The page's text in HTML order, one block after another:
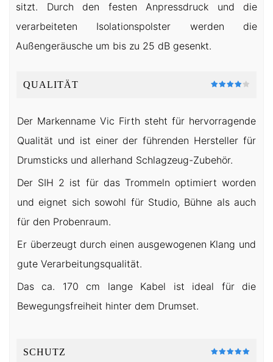
sitzt. Durch den festen Anpressdruck und die
verarbeiteten Isolationspolster werden die
Außengeräusche um bis zu 25 dB gesenkt.
QUALITÄT
Der Markenname Vic Firth steht für hervorragende
Qualität und ist einer der führenden Hersteller für
Drumsticks und allerhand Schlagzeug-Zubehör.
Der SIH 2 ist für das Trommeln optimiert worden
und eignet sich sowohl für Studio, Bühne als auch
für den Probenraum.
Er überzeugt durch einen ausgewogenen Klang und
gute Verarbeitungsqualität.
Das ca. 170 cm lange Kabel ist ideal für die
Bewegungsfreiheit hinter dem Drumset.
SCHUTZ